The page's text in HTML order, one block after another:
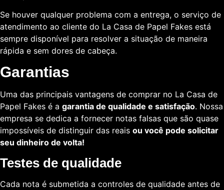
Se houver qualquer problema com a entrega, o serviço de
atendimento ao cliente do La Casa de Papel Fakes está
sempre disponível para resolver a situação de maneira
rápida e sem dores de cabeça.
Garantias
Uma das principais vantagens de comprar no La Casa de
Papel Fakes é a garantia de qualidade e satisfação. Nossa
empresa se dedica a fornecer notas falsas que são quase
impossíveis de distinguir das reais ou você pode solicitar
seu dinheiro de volta!
Testes de qualidade
Cada nota é submetida a controles de qualidade antes de